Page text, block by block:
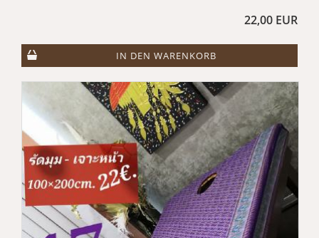
22,00 EUR
IN DEN WARENKORB